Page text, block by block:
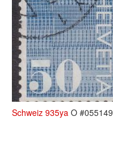
Schweiz 935ya O #055149